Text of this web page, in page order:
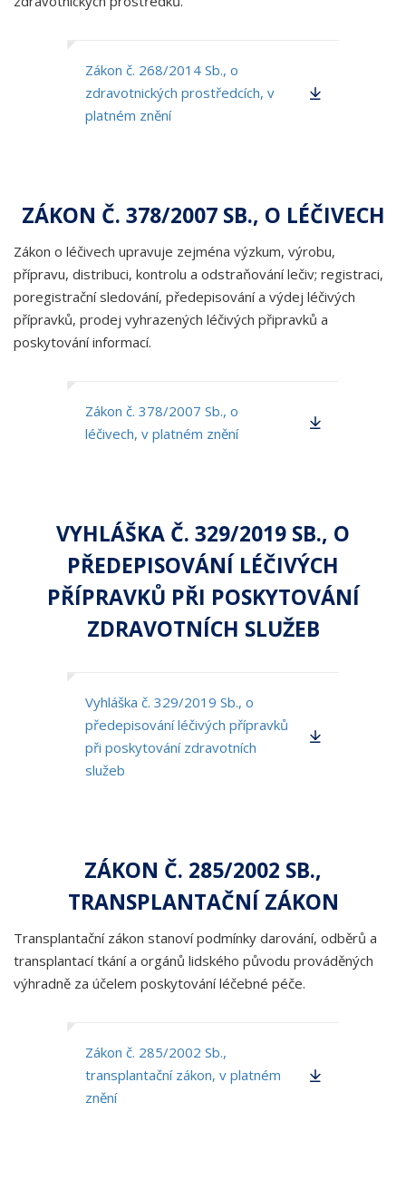
Zákon č. 268/2014 Sb., o
zdravotnických prostředcích, v
platném znění
ZÁKON Č. 378/2007 SB., O LÉČIVECH
Zákon o léčivech upravuje zejména výzkum, výrobu,
přípravu, distribuci, kontrolu a odstraňování lečiv; registraci,
poregistrační sledování, předepisování a výdej léčivých
přípravků, prodej vyhrazených léčivých připravků a
poskytování informací.
Zákon č. 378/2007 Sb., o
léčivech, v platném znění
VYHLÁŠKA Č. 329/2019 SB., O
PŘEDEPISOVÁNÍ LÉČIVÝCH
PŘÍPRAVKŮ PŘI POSKYTOVÁNÍ
ZDRAVOTNÍCH SLUŽEB
Vyhláška č. 329/2019 Sb., o
předepisování léčivých přípravků
při poskytování zdravotních
služeb
ZÁKON Č. 285/2002 SB.,
TRANSPLANTAČNÍ ZÁKON
Transplantační zákon stanoví podmínky darování, odběrů a
transplantací tkání a orgánů lidského původu prováděných
výhradně za účelem poskytování léčebné péče.
Zákon č. 285/2002 Sb.,
transplantační zákon, v platném
znění